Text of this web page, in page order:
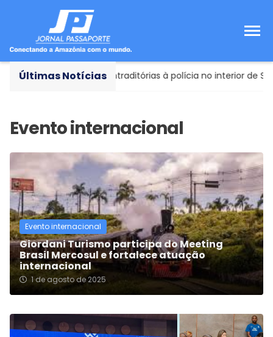
Últimas Notícias
versões contraditórias à polícia no interior de SP
Evento internacional
Giordani Turismo participa do Meeting
Brasil Mercosul e fortalece atuação
internacional
1 de agosto de 2025